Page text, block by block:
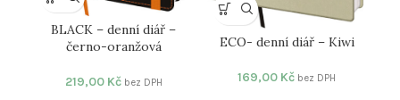
BLACK – denní diář –
černo-oranžová
219,00 Kč bez DPH
ECO- denní diář – Kiwi
169,00 Kč bez DPH